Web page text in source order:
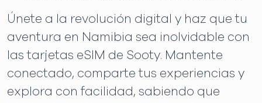
Únete a la revolución digital y haz que tu
aventura en Namibia sea inolvidable con
las tarjetas eSIM de Sooty. Mantente
conectado, comparte tus experiencias y
explora con facilidad, sabiendo que